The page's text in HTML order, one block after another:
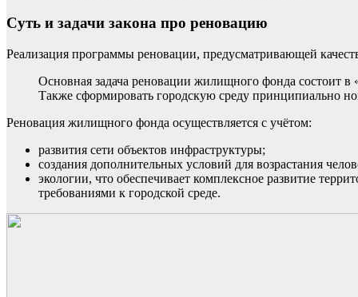
Суть и задачи закона про реновацию
Реализация программы реновации, предусматривающей
Основная задача реновации жилищного фонда состоит в
Также сформировать городскую среду принципиально
Реновация жилищного фонда осуществляется с учётом:
развития сети объектов инфраструктуры;
создания дополнительных условий для возрастания
экологии, что обеспечивает комплексное развитие
требованиями к городской среде.